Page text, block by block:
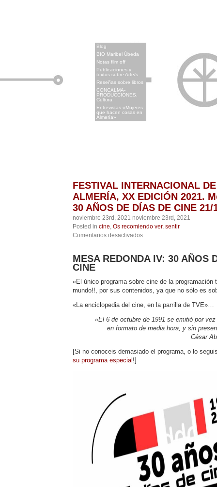
Blog
BIO Maribel Úbeda
Notas film off
Publicaciones y
textos sobre Arte/s
Reseñas sobre libros
CONCALMA-
PRODUCCIONES.
Cultura
Entrevistas «Mujeres
que hacen cosas en
Almería»
FESTIVAL INTERNACIONAL
ALMERÍA, XX EDICIÓN 2021.
30 AÑOS DE DÍAS DE CINE 21/
noviembre 23rd, 2021 noviembre 23rd, 2021
Posted in cine Os recomiendo ver, sentir
Comentarios desactivadosen
DE
ALMERÍA,
XX
2021.
Redonda
30
DÍAS
MESA REDONDA IV: 30 AÑOS
CINE
«El único programa sobre cine de la
mundo!!, por sus contenidos, ya que no sólo es
«La enciclopedia del cine, en la parrilla de TVE»…
«El 6 de octubre de 1991 se emitió por
en formato de media hora, y sin
César
[Si no conoceis demasiado el programa, o lo
su programa especial !]